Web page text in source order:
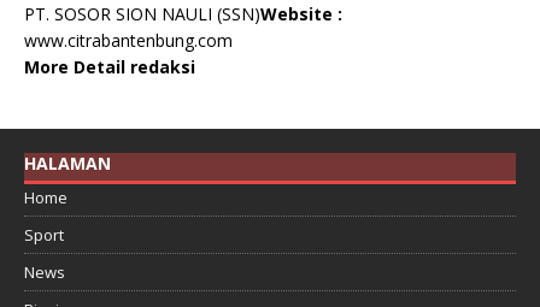
PT. SOSOR SION NAULI (SSN)Website :
www.citrabantenbung.com
More Detail redaksi
HALAMAN
Home
Sport
News